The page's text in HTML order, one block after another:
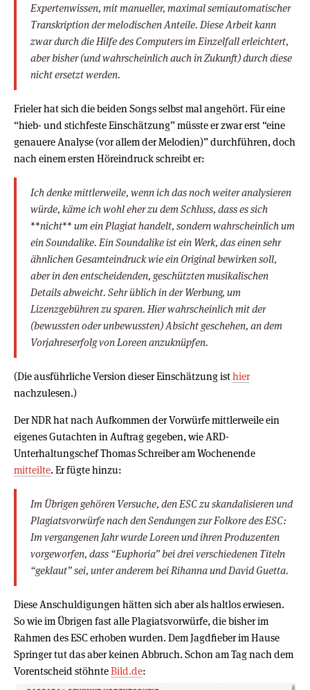
Expertenwissen, mit manueller, maximal semiautomatischer
Transkription der melodischen Anteile. Diese Arbeit kann
zwar durch die Hilfe des Computers im Einzelfall erleichtert,
aber bisher (und wahrscheinlich auch in Zukunft) durch diese
nicht ersetzt werden.
Frieler hat sich die beiden Songs selbst mal angehört. Für eine
“hieb- und stichfeste Einschätzung” müsste er zwar erst “eine
genauere Analyse (vor allem der Melodien)” durchführen, doch
nach einem ersten Höreindruck schreibt er:
Ich denke mittlerweile, wenn ich das noch weiter analysieren
würde, käme ich wohl eher zu dem Schluss, dass es sich
**nicht** um ein Plagiat handelt, sondern wahrscheinlich um
ein Soundalike. Ein Soundalike ist ein Werk, das einen sehr
ähnlichen Gesamteindruck wie ein Original bewirken soll,
aber in den entscheidenden, geschützten musikalischen
Details abweicht. Sehr üblich in der Werbung, um
Lizenzgebühren zu sparen. Hier wahrscheinlich mit der
(bewussten oder unbewussten) Absicht geschehen, an dem
Vorjahreserfolg von Loreen anzuknüpfen.
(Die ausführliche Version dieser Einschätzung isthier
nachzulesen.)
Der NDR hat nach Aufkommen der Vorwürfe mittlerweile ein
eigenes Gutachten in Auftrag gegeben, wie ARD-
Unterhaltungschef Thomas Schreiber am Wochenende
mitteilte. Er fügte hinzu:
Im Übrigen gehören Versuche, den ESC zu skandalisieren und
Plagiatsvorwürfe nach den Sendungen zur Folkore des ESC:
Im vergangenen Jahr wurde Loreen und ihren Produzenten
vorgeworfen, dass “Euphoria” bei drei verschiedenen Titeln
“geklaut” sei, unter anderem bei Rihanna und David Guetta.
Diese Anschuldigungen hätten sich aber als haltlos erwiesen.
So wie im Übrigen fast alle Plagiatsvorwürfe, die bisher im
Rahmen des ESC erhoben wurden. Dem Jagdfieber im Hause
Springer tut das aber keinen Abbruch. Schon am Tag nach dem
Vorentscheid stöhnteBild.de: